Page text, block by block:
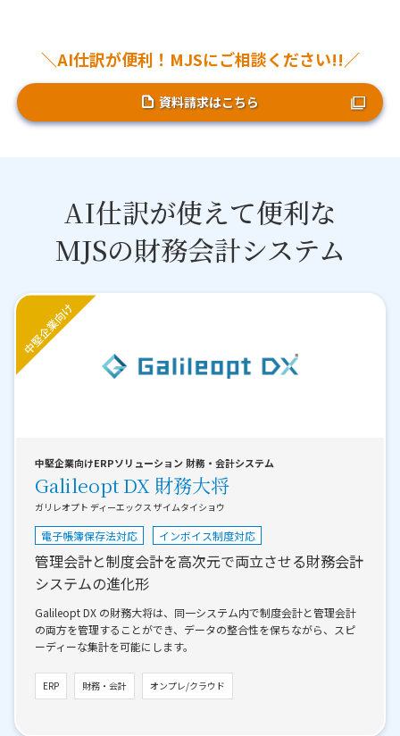
＼AI仕訳が便利！MJSにご相談ください!!／
資料請求はこちら
AI仕訳が使えて便利な
MJSの財務会計システム
中堅企業向けERPソリューション 財務・会計システム
Galileopt DX 財務大将
ガリレオプト ディーエックス ザイムタイショウ
電子帳簿保存法対応 インボイス制度対応
管理会計と制度会計を高次元で両立させる財務会計
システムの進化形
Galileopt DX の財務大将は、同一システム内で制度会計と管理会計
の両方を管理することができ、データの整合性を保ちながら、スピ
ーディーな集計を可能にします。
ERP 財務・会計 オンプレ/クラウド